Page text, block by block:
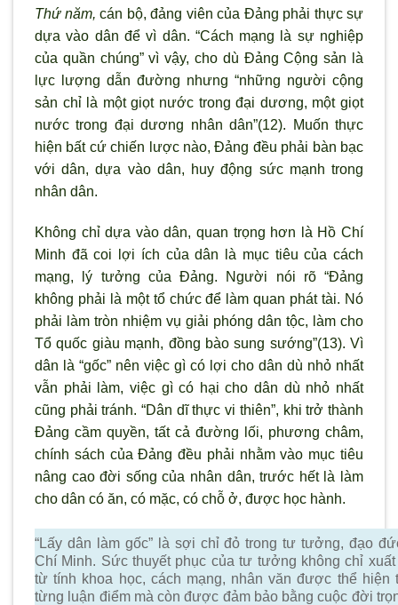
Thứ năm, cán bộ, đảng viên của Đảng phải thực sự
dựa vào dân để vì dân. “Cách mạng là sự nghiệp
của quần chúng” vì vậy, cho dù Đảng Cộng sản là
lực l ượng dẫn đường nhưng “những người cộng
sản chỉ là một giọt nước trong đại dương, một giọt
nước trong đại dương nhân dân”(12). Muốn thực
hiện bất cứ chiến lược nào, Đảng đều phải bàn bạc
với dân, dựa vào dân, huy động sức mạnh trong
nhân dân.
Không chỉ dựa vào dân, quan trọng hơn là Hồ Chí
Minh đã coi lợi ích của dân là mục tiêu của cách
mạng, lý tưởng của Đảng. Người nói rõ “Đảng
không phải là một tổ chức để làm quan phát tài. Nó
phải làm tròn nhiệm vụ giải phóng dân tộc, làm cho
Tổ quốc giàu mạnh, đồng bào sung sướng”(13). Vì
dân là “gốc” nên việc gì có lợi cho dân dù nhỏ nhất
vẫn phải làm, việc gì có hại cho dân dù nhỏ nhất
cũng phải tránh. “Dân dĩ thực vi thiên”, khi trở thành
Đảng cầm quyền, tất cả đường lối, phương châm,
chính sách của Đảng đều phải nhằm vào mục tiêu
nâng cao đời sống của nhân dân, trước hết là làm
cho dân có ăn, có mặc, có chỗ ở, được học hành.
“Lấy dân làm gốc” là sợi chỉ đỏ trong tư tưởng, đạo
Chí Minh. Sức thuyết phục của tư tưởng không chỉ xuất
từ tính khoa học, cách mạng, nhân văn được thể hiện
từng luận điểm mà còn được đảm bảo bằng cuộc đời